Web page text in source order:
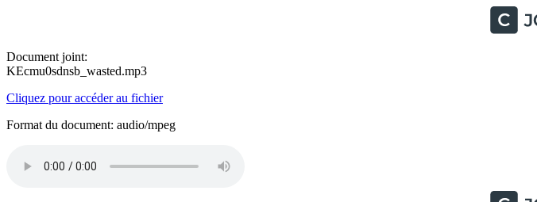
Document joint:
KEcmu0sdnsb_wasted.mp3
Cliquez pour accéder au fichier
Format du document: audio/mpeg